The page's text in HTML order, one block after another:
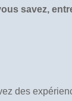
savez,
des